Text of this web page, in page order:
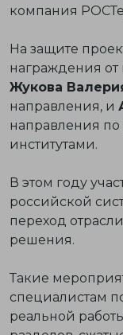
компания
На защите
награждения от
Жукова
направления, и
направления
институтами.
В этом году
российской
переход
решения.
Такие
специалистам
реальной